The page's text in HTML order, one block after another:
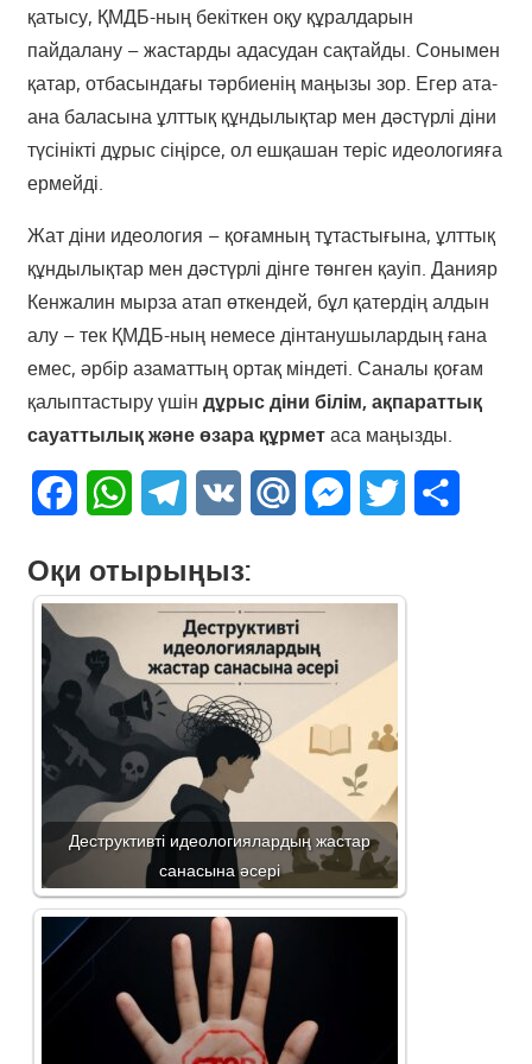
қатысу, ҚМДБ-ның бекіткен оқу құралдарын
пайдалану – жастарды адасудан сақтайды. Сонымен
қатар, отбасындағы тәрбиенің маңызы зор. Егер ата-
ана баласына ұлттық құндылықтар мен дәстүрлі діни
түсінікті дұрыс сіңірсе, ол ешқашан теріс идеологияға
ермейді.
Жат діни идеология – қоғамның тұтастығына, ұлттық
құндылықтар мен дәстүрлі дінге төнген қауіп. Данияр
Кенжалин мырза атап өткендей, бұл қатердің алдын
алу – тек ҚМДБ-ның немесе дінтанушылардың ғана
емес, әрбір азаматтың ортақ міндеті. Саналы қоғам
қалыптастыру үшін дұрыс діни білім, ақпараттық
сауаттылық және өзара құрметаса маңызды.
FacebookWhatsAppTelegram
VK Mail.Ru Messenger
Twitter
Оқи отырыңыз:
Деструктивті идеологиялардың жастар
санасына әсері